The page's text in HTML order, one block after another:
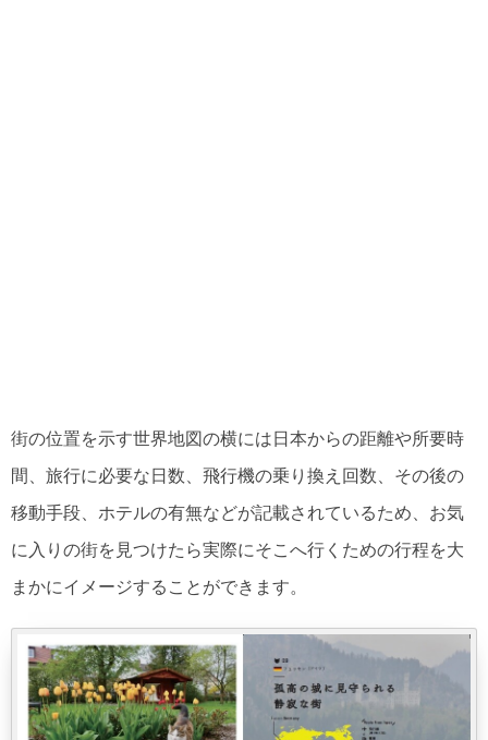
街の位置を示す世界地図の横には日本からの距離や所要時
間、旅行に必要な日数、飛行機の乗り換え回数、その後の
移動手段、ホテルの有無などが記載されているため、お気
に入りの街を見つけたら実際にそこへ行くための行程を大
まかにイメージすることができます。